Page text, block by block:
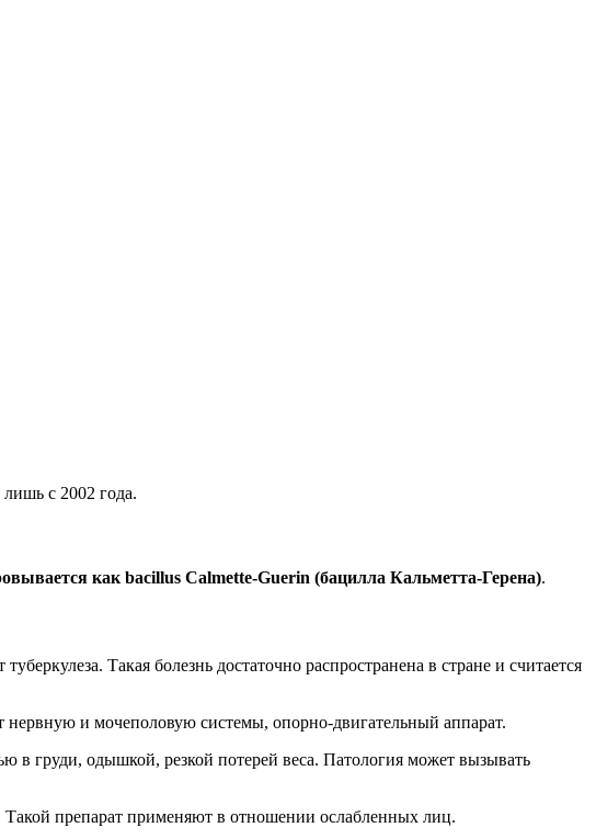
с 2002 года.
как bacillus Calmette-Guerin (бацилла Кальметта-Герена).
Такая болезнь достаточно распространена в стране и считается
нервную и мочеполовую системы, опорно-двигательный аппарат.
в груди, одышкой, резкой потерей веса. Патология может вызывать
препарат применяют в отношении ослабленных лиц.